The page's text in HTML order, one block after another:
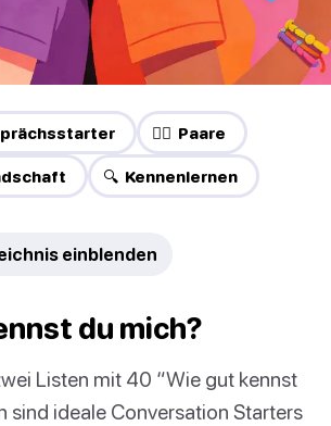
❤️‍🔥 Paare
🔍 Kennenlernen
einblenden
du mich?
Listen mit 40 “Wie gut kennst
sind ideale Conversation Starters